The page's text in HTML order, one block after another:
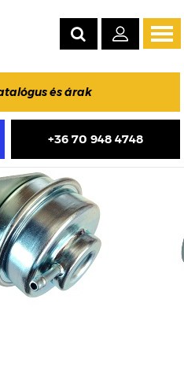
és árak
+36 70 948 4748